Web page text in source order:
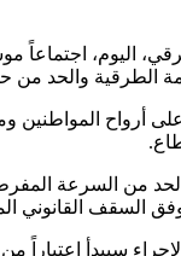
اليوم،
الطرقية والحد من
أرواح المواطنين
من السرعة
السقف القانوني
الرامية إلى تعزيز الانضباط المروري